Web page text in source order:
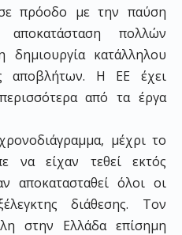
πρόοδο με την παύση
πολλών
κατάλληλου
αποβλήτων. Η ΕΕ έχει
από τα έργα
μέχρι το
να είχαν τεθεί εκτός
αποκατασταθεί όλοι οι
διάθεσης. Τον
στην Ελλάδα επίσημη